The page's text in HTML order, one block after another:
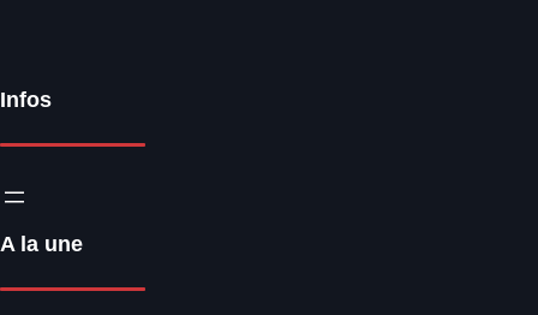
Infos
A la une